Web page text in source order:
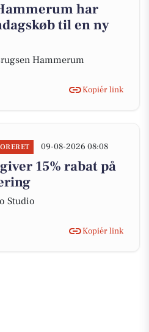
har
til en ny
Hammerum
Kopiér link
09-08-2026 08:08
15% rabat på
Studio
Kopiér link